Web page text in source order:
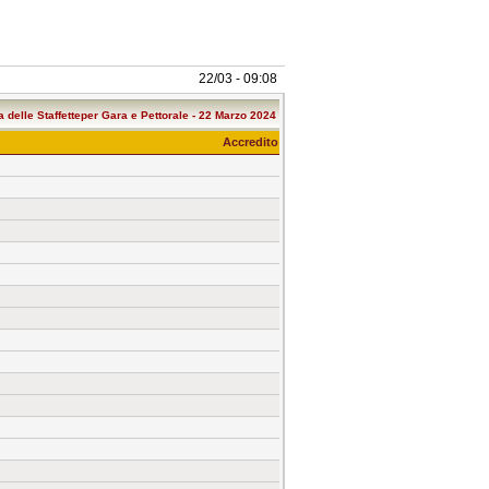
22/03 - 09:08
delle Staffetteper Gara e Pettorale - 22 Marzo 2024
Accredito